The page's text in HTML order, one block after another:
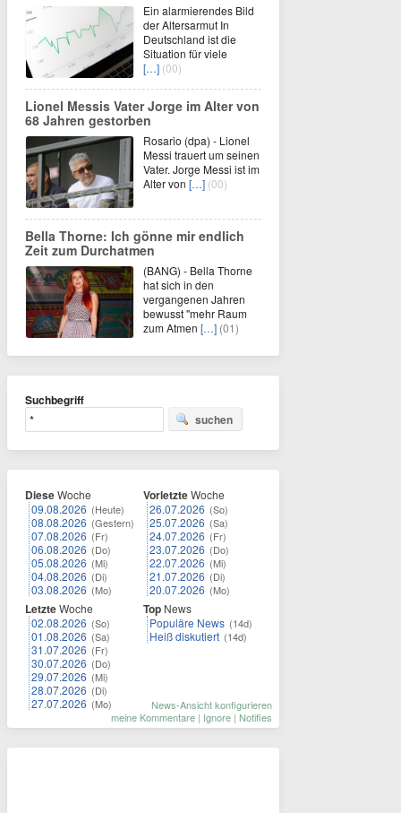
Ein alarmierendes Bild
der Altersarmut In
Deutschland ist die
Situation für viele
[…] (00)
Lionel Messis Vater Jorge im Alter von
68 Jahren gestorben
Rosario (dpa) - Lionel
Messi trauert um seinen
Vater. Jorge Messi ist im
Alter von […] (00)
Bella Thorne: Ich gönne mir endlich
Zeit zum Durchatmen
(BANG) - Bella Thorne
hat sich in den
vergangenen Jahren
bewusst "mehr Raum
zum Atmen […] (01)
Suchbegriff
suchen
DieseWoche
09.08.2026 (Heute)
08.08.2026 (Gestern)
07.08.2026 (Fr)
06.08.2026 (Do)
05.08.2026 (Mi)
04.08.2026 (Di)
03.08.2026 (Mo)
LetzteWoche
02.08.2026 (So)
01.08.2026 (Sa)
31.07.2026 (Fr)
30.07.2026 (Do)
29.07.2026 (Mi)
28.07.2026 (Di)
27.07.2026 (Mo)
VorletzteWoche
26.07.2026 (So)
25.07.2026 (Sa)
24.07.2026 (Fr)
23.07.2026 (Do)
22.07.2026 (Mi)
21.07.2026 (Di)
20.07.2026 (Mo)
Top News
Populäre News (14d)
Heiß diskutiert (14d)
News-Ansicht konfigurieren
meine Kommentare | Ignore | Notifies